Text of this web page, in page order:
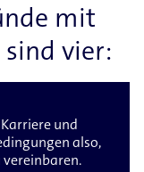
mit
vier:
und
also,